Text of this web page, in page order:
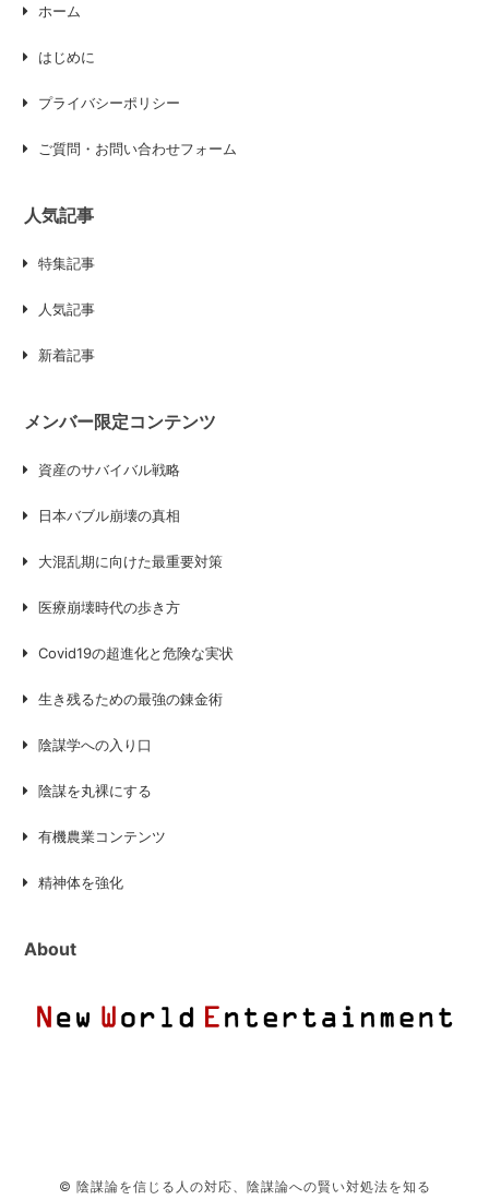
ホーム
はじめに
プライバシーポリシー
ご質問・お問い合わせフォーム
人気記事
特集記事
人気記事
新着記事
メンバー限定コンテンツ
資産のサバイバル戦略
日本バブル崩壊の真相
大混乱期に向けた最重要対策
医療崩壊時代の歩き方
Covid19の超進化と危険な実状
生き残るための最強の錬金術
陰謀学への入り口
陰謀を丸裸にする
有機農業コンテンツ
精神体を強化
About
© 陰謀論を信じる人の対応、陰謀論への賢い対処法を知る